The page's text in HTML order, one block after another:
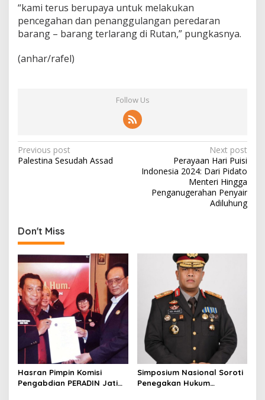
“kami terus berupaya untuk melakukan
pencegahan dan penanggulangan peredaran
barang – barang terlarang di Rutan,” pungkasnya.
(anhar/rafel)
Follow Us
P
o
a
v
i
g
a
t
o
n
Previous post
Palestina Sesudah Assad
Next post
Perayaan Hari Puisi
Indonesia 2024: Dari Pidato
Menteri Hingga
Penganugerahan Penyair
Adiluhung
Don't Miss
Hasran Pimpin Komisi
Pengabdian PERADIN Jatim,
Simposium Nasional Soroti
Penegakan Hukum